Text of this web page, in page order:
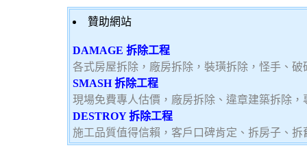
贊助網站
DAMAGE 拆除工程
各式房屋拆除，廠房拆除，裝璜拆除，怪手、
SMASH 拆除工程
現場免費專人估價，廠房拆除、違章建築拆除
DESTROY 拆除工程
施工品質值得信賴，客戶口碑肯定、拆房子、拆